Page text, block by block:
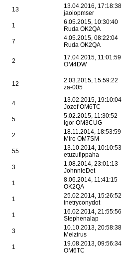
13
13.04.2016, 17:18:38
jaoiopmser
1
6.05.2015, 10:30:40
Ruda OK2QA
7
4.05.2015, 08:22:04
Ruda OK2QA
2
17.04.2015, 11:01:59
OM4DW
12
2.03.2015, 15:59:22
za-005
4
13.02.2015, 19:10:04
Jozef OM6TC
5
5.02.2015, 11:30:52
Igor OM3CUG
2
18.11.2014, 18:53:59
Miro OM7SM
55
13.10.2014, 10:10:53
etuzufippaha
3
1.08.2014, 23:01:13
JohnnieDet
1
8.06.2014, 11:41:15
OK2QA
1
25.02.2014, 15:26:52
inetryconydot
1
16.02.2014, 21:55:56
Stephenalap
3
10.10.2013, 20:58:38
Melzirus
1
19.08.2013, 09:56:34
OM6TC